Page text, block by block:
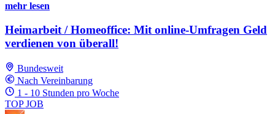
mehr lesen
Heimarbeit / Homeoffice: Mit online-Umfragen Geld
verdienen von überall!
Bundesweit
Nach Vereinbarung
1 - 10 Stunden pro Woche
TOP JOB